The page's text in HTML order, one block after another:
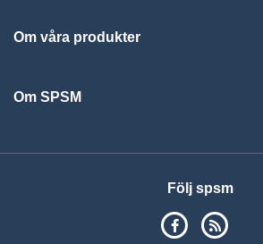
Om våra produkter
Om SPSM
Följ spsm
SPSM på